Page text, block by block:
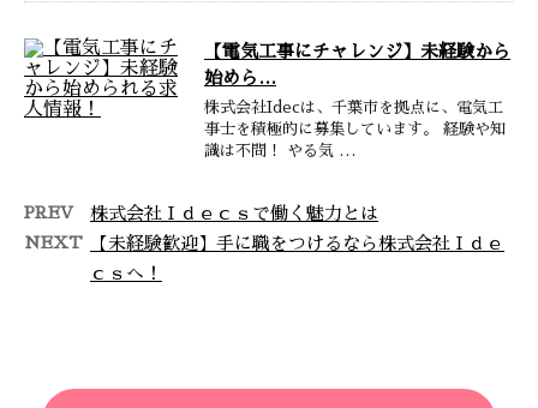
【電気工事にチャレンジ】未経験から
始めら…
株式会社Idecは、千葉市を拠点に、電気工
事士を積極的に募集しています。 経験や知
識は不問！ やる気 …
PREV 株式会社Ｉｄｅｃｓで働く魅力とは
NEXT
【未経験歓迎】手に職をつけるなら株式会社Ｉｄｅ
ｃｓへ！